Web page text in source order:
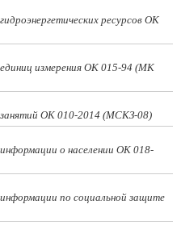
ресурсов ОК
измерения ОК 015-94 (МК
ОК 010-2014 (МСКЗ-08)
о населении ОК 018-
по социальной защите